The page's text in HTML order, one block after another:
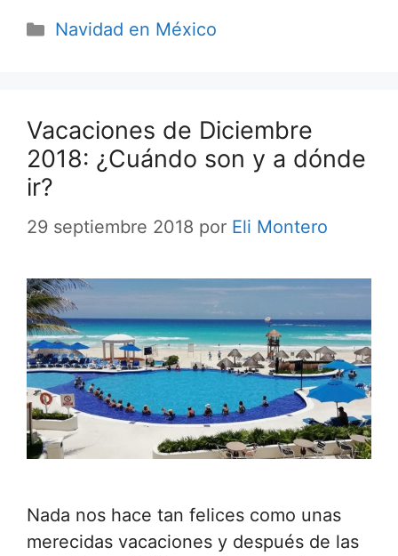
Categorías
Navidad en México
Vacaciones de Diciembre
2018: ¿Cuándo son y a dónde
ir?
29 septiembre 2018 por Eli Montero
Nada nos hace tan felices como unas
merecidas vacaciones y después de las